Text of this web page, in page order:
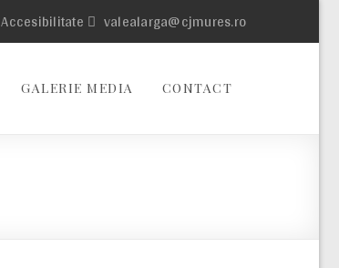
Accesibilitate valealarga@cjmures.ro
GALERIE MEDIA CONTACT